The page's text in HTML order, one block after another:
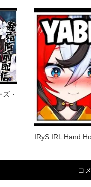
・
IRyS IRL Hand
コ